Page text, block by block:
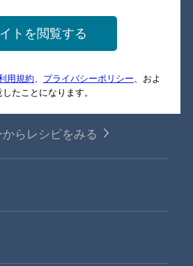
まみレシピ
らレシピをみる
トを閲覧する
用規約 プライバシーポリシー 、およ
たことになります。